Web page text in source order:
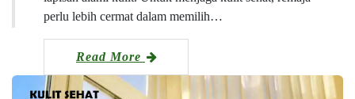
perlu lebih cermat dalam memilih…
Read More